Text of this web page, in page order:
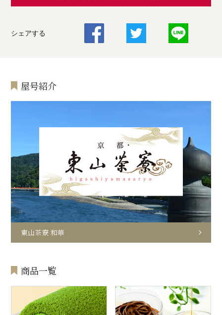
シェアする
屋号紹介
東山茶寮 和華
商品一覧